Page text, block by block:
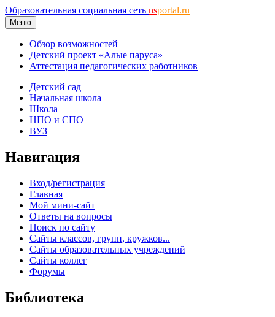
Образовательная социальная сеть nsportal.ru
Меню
Обзор возможностей
Детский проект «Алые паруса»
Аттестация педагогических работников
Детский сад
Начальная школа
Школа
НПО и СПО
ВУЗ
Навигация
Вход/регистрация
Главная
Мой мини-сайт
Ответы на вопросы
Поиск по сайту
Сайты классов, групп, кружков...
Сайты образовательных учреждений
Сайты коллег
Форумы
Библиотека